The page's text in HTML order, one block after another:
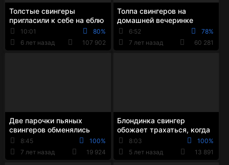
Толстые свингеры
пригласили к себе на еблю
второго мужика и
трахнули бабу
10:01
80%
6 лет назад
107 902
Толпа свингеров на
домашней вечеринке
устроила оргию с
беспорядочной еблей
6:52
78%
7 лет назад
60 281
Две парочки пьяных
свингеров обменялись
партнёрами и трахнулись
в киски и ротики
8:45
100%
7 лет назад
19 924
Блондинка свингер
обожает трахаться, когда
за ней наблюдает парочка
друзей
8:03
100%
5 лет назад
13 891